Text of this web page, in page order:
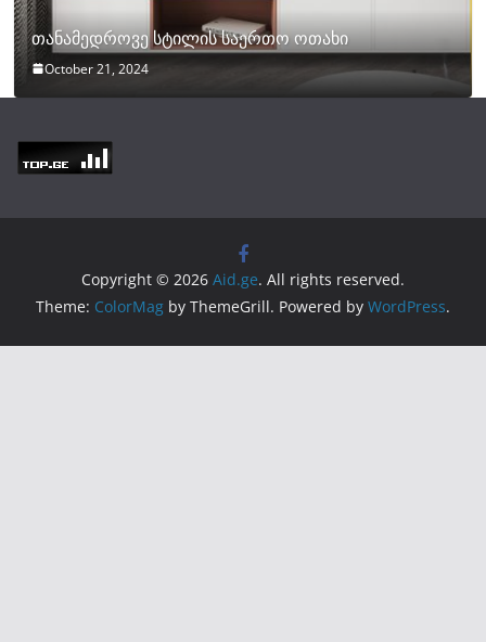
თანამედროვე სტილის საერთო ოთახი
October 21, 2024
Copyright © 2026 Aid.ge. All rights reserved.
Theme: ColorMag by ThemeGrill. Powered by WordPress.